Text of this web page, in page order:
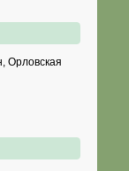
Орловская